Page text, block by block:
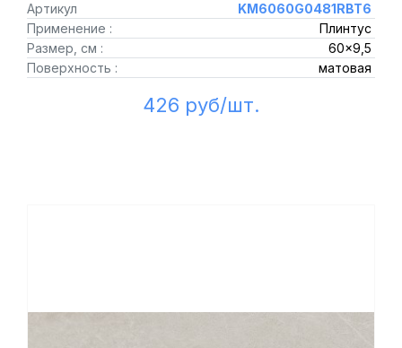
Артикул
KM6060G0481RBT6
Применение :
Плинтус
Размер, см :
60x9,5
Поверхность :
матовая
426 руб/шт.